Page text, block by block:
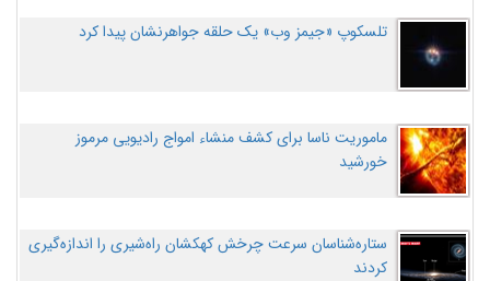
تلسکوپ «جیمز وب» یک حلقه جواهرنشان پیدا کرد
ماموریت ناسا برای کشف منشاء امواج رادیویی مرموز
خورشید
ستاره‌شناسان سرعت چرخش کهکشان راه‌شیری را اندازه‌گیری
کردند